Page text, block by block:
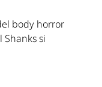
body horror
si